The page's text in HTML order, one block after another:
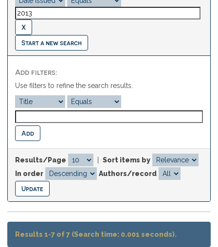
Start a new search
Add filters:
Use filters to refine the search results.
Results/Page
Sort items by
In order
Authors/record
Results 1-7 of 7 (Search time: 0.001 seconds).